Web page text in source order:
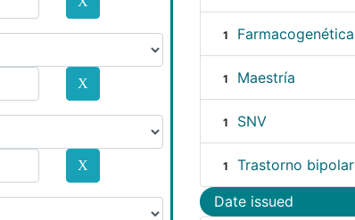
1 Farmacogenética
1 Maestría
1 SNV
1 Trastorno bipolar
Date issued